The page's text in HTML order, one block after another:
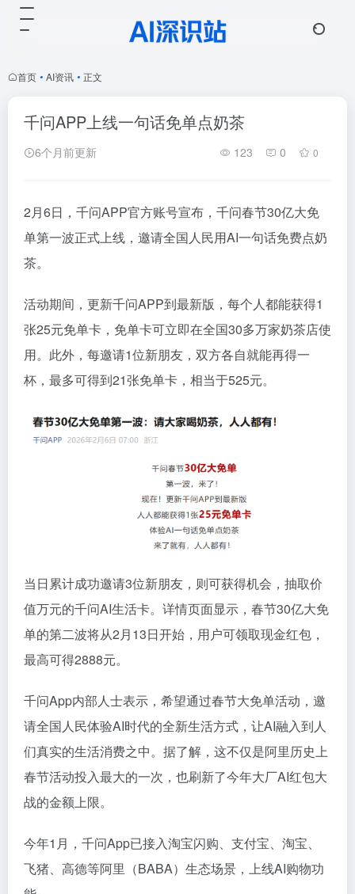
首页 • AI资讯 • 正文
千问APP上线一句话免单点奶茶
6个月前更新 123 0 0
2月6日，千问APP官方账号宣布，千问春节30亿大免
单第一波正式上线，邀请全国人民用AI一句话免费点奶
茶。
活动期间，更新千问APP到最新版，每个人都能获得1
张25元免单卡，免单卡可立即在全国30多万家奶茶店使
用。此外，每邀请1位新朋友，双方各自就能再得一
杯，最多可得到21张免单卡，相当于525元。
当日累计成功邀请3位新朋友，则可获得机会，抽取价
值万元的千问AI生活卡。详情页面显示，春节30亿大免
单的第二波将从2月13日开始，用户可领取现金红包，
最高可得2888元。
千问App内部人士表示，希望通过春节大免单活动，邀
请全国人民体验AI时代的全新生活方式，让AI融入到人
们真实的生活消费之中。据了解，这不仅是阿里历史上
春节活动投入最大的一次，也刷新了今年大厂AI红包大
战的金额上限。
今年1月，千问App已接入淘宝闪购、支付宝、淘宝、
飞猪、高德等阿里（BABA） 生态场景，上线AI购物功